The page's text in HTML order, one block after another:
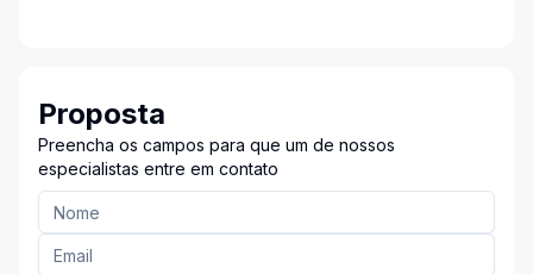
Proposta
Preencha os campos para que um de nossos
especialistas entre em contato